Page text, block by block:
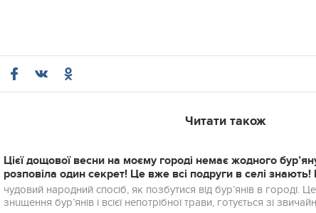
Читати також
Цієї дощової весни на моєму городі немає жодного
розповіла один сeкрет! Цe вже всі подруги в селі
тaк просто! Багато да
чудовий народний спосіб, як позбутися від бур’янів в городі. Це перевірений часом ефективний засіб
знuщення бур’янів і всієї непотрібної трави, готується зі